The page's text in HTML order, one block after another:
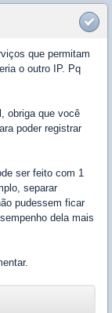
que permitam
o outro IP. Pq
obriga que você
poder registrar
ser feito com 1
separar
pudessem ficar
dela mais